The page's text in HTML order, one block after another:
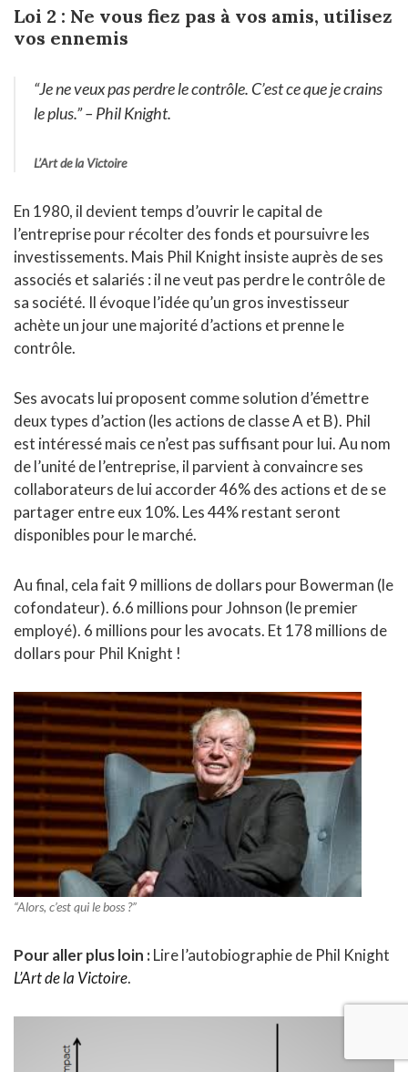
Loi 2 : Ne vous fiez pas à vos amis, utilisez
vos ennemis
“Je ne veux pas perdre le contrôle. C’est ce que je crains
le plus.”– Phil Knight.
L’Art de la Victoire
En 1980, il devient temps d’ouvrir le capital de
l’entreprise pour récolter des fonds et poursuivre les
investissements. Mais Phil Knight insiste auprès de ses
associés et salariés : il ne veut pas perdre le contrôle de
sa société. Il évoque l’idée qu’un gros investisseur
achète un jour une majorité d’actions et prenne le
contrôle.
Ses avocats lui proposent comme solution d’émettre
deux types d’action (les actions de classe A et B). Phil
est intéressé mais ce n’est pas suffisant pour lui. Au nom
de l’unité de l’entreprise, il parvient à convaincre ses
collaborateurs de lui accorder 46% des actions et de se
partager entre eux 10%. Les 44% restant seront
disponibles pour le marché.
Au final, cela fait 9 millions de dollars pour Bowerman (le
cofondateur). 6.6 millions pour Johnson (le premier
employé). 6 millions pour les avocats. Et 178 millions de
dollars pour Phil Knight !
“Alors, c’est qui le boss ?”
Pour aller plus loin :Lire l’autobiographie de Phil Knight
L’Art de la Victoire.